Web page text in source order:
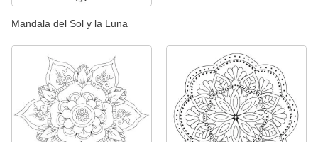
Mandala del Sol y la Luna